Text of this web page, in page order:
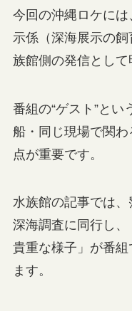
今回の沖縄ロケに
示係（深海展示の
族館側の発信として
番組の“ゲスト”とい
船・同じ現場で関
点が重要です。
水族館の記事では
深海調査に同行し
貴重な様子」が番
ます。